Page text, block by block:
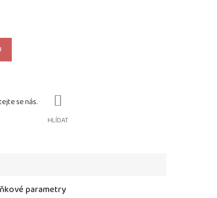
HLÍDAT
parametry